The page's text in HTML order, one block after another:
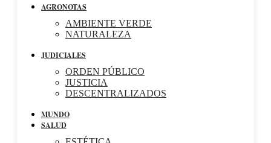
AGRONOTAS
AMBIENTE VERDE
NATURALEZA
JUDICIALES
ORDEN PÚBLICO
JUSTICIA
DESCENTRALIZADOS
MUNDO
SALUD